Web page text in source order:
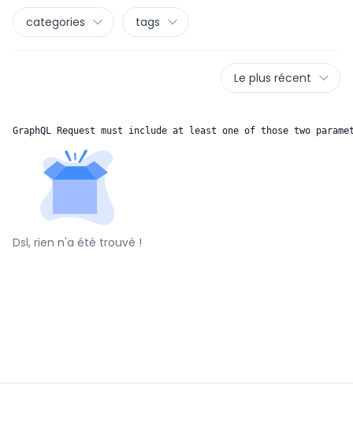
categories tags
Le plus récent
GraphQL Request must include at least one of those two
Dsl, rien n'a été trouvé !